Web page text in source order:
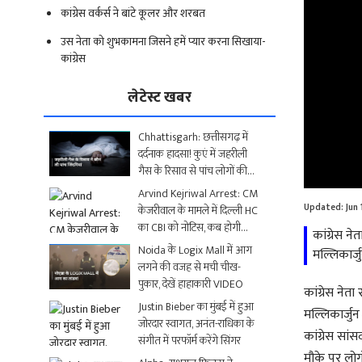
कांग्रेस वर्कर्स ने बांटे कूलर और शरबत
उस नेता को शुभकामना जिसने हमें प्यार करना सिखाया-
कांग्रेस
लेटेस्ट खबर
Chhattisgarh: छत्तीसगढ़ में
दर्दनाक हादसा! कुएं में जहरीली
गैस के रिसाव से पांच लोगों की
मौत
Arvind Kejriwal Arrest: CM
केजरीवाल के मामले में दिल्ली HC
का CBI को नोटिस, कब होगी
अगली सुनवाई?
Noida के Logix Mall में आग
लगने की वजह से मची चीख-
पुकार, देखें हाहाकारी VIDEO
Justin Bieber का मुंबई में हुआ
जोरदार स्वागत, अनंत-राधिका के
संगीत में परफॉर्म करेंगे सिंगर
कांग्रेस
Updated: Jun
कांग्रेस नेता
कांग्रेस